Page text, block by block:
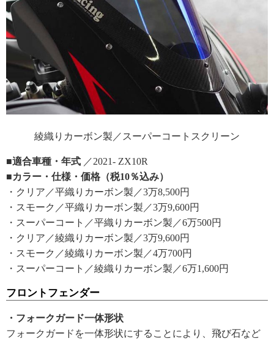
綾織りカーボン製／スーパーコートスクリーン
■適合車種・年式 ／2021- ZX10R
■カラー・仕様・価格（税10％込み）
・クリア／平織りカーボン製／3万8,500円
・スモーク／平織りカーボン製／3万9,600円
・スーパーコート／平織りカーボン製／6万500円
・クリア／綾織りカーボン製／3万9,600円
・スモーク／綾織りカーボン製／4万700円
・スーパーコート／綾織りカーボン製／6万1,600円
フロントフェンダー
・フォークガード一体形状
フォークガードを一体形状にすることにより、飛び石など